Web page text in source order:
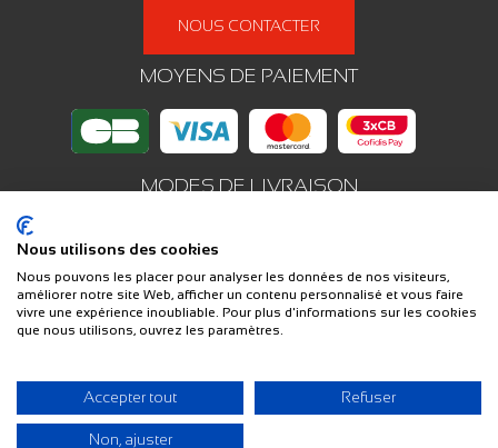
NOUS CONTACTER
MOYENS DE PAIEMENT
MODES DE LIVRAISON
URIKAN (PAR GMT OUTDOOR)- 129 rue de Tourcoing, 59100,
Roubaix - FRANCE
Service Client : 03 20 68 57 00 - Du lundi au vendredi, de 9h à
© 2026 Urikan, une marque GMT Outdoor
Nous utilisons des cookies
Nous pouvons les placer pour analyser les données de nos visiteurs,
améliorer notre site Web, afficher un contenu personnalisé et vous faire
vivre une expérience inoubliable. Pour plus d'informations sur les cookies
que nous utilisons, ouvrez les paramètres.
Accepter tout Refuser
Non, ajuster